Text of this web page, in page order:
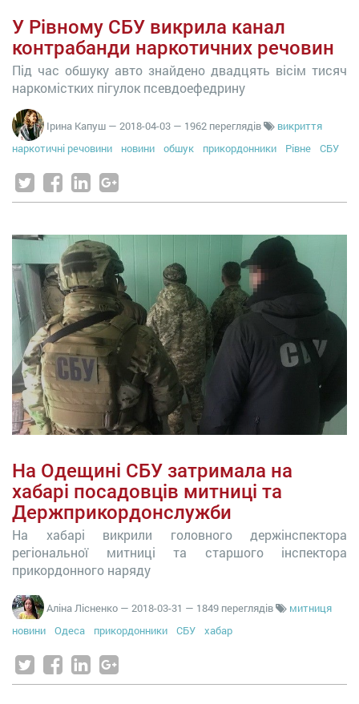
У Рівному СБУ викрила канал
контрабанди наркотичних речовин
Під час обшуку авто знайдено двадцять вісім тисяч
наркомістких пігулок псевдоефедрину
Ірина Капуш — 2018-04-03 — 1962 переглядів
викриття
наркотичні речовини
новини обшук прикордонники Рівне СБУ
На Одещині СБУ затримала на
хабарі посадовців митниці та
Держприкордонслужби
На хабарі викрили головного держінспектора
регіональної митниці та старшого інспектора
прикордонного наряду
Аліна Лісненко — 2018-03-31 — 1849 переглядів
митниця
новини
Одеса прикордонники СБУ хабар